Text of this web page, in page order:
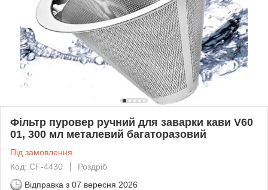
Фільтр пуровер ручний для заварки кави V60
01, 300 мл металевий багаторазовий
Під замовлення
Код: CF-4430
Роздріб
Відправка з 07 вересня 2026